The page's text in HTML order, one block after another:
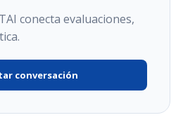
conecta evaluaciones,
conversación